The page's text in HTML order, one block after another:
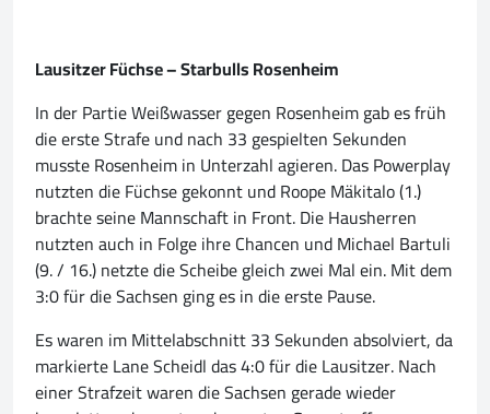
Lausitzer Füchse – Starbulls Rosenheim
In der Partie Weißwasser gegen Rosenheim gab es früh
die erste Strafe und nach 33 gespielten Sekunden
musste Rosenheim in Unterzahl agieren. Das Powerplay
nutzten die Füchse gekonnt und Roope Mäkitalo (1.)
brachte seine Mannschaft in Front. Die Hausherren
nutzten auch in Folge ihre Chancen und Michael Bartuli
(9. / 16.) netzte die Scheibe gleich zwei Mal ein. Mit dem
3:0 für die Sachsen ging es in die erste Pause.
Es waren im Mittelabschnitt 33 Sekunden absolviert, da
markierte Lane Scheidl das 4:0 für die Lausitzer. Nach
einer Strafzeit waren die Sachsen gerade wieder